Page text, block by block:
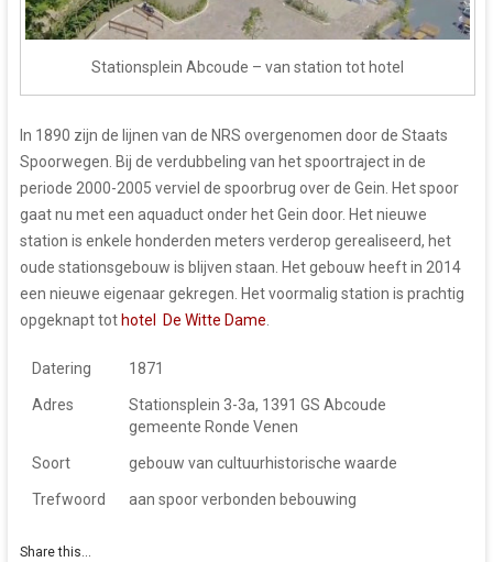
Stationsplein Abcoude – van station tot hotel
In 1890 zijn de lijnen van de NRS overgenomen door de Staats
Spoorwegen. Bij de verdubbeling van het spoortraject in de
periode 2000-2005 verviel de spoorbrug over de Gein. Het spoor
gaat nu met een aquaduct onder het Gein door. Het nieuwe
station is enkele honderden meters verderop gerealiseerd, het
oude stationsgebouw is blijven staan. Het gebouw heeft in 2014
een nieuwe eigenaar gekregen. Het voormalig station is prachtig
opgeknapt tot hotel De Witte Dame
Datering 1871
Adres
Stationsplein 3-3a, 1391 GS Abcoude
gemeente Ronde Venen
Soort gebouw van cultuurhistorische waarde
Trefwoord aan spoor verbonden bebouwing
Share this...